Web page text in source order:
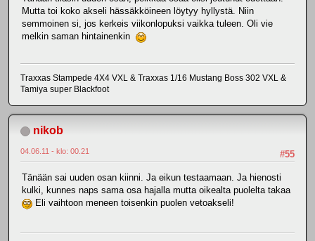
Mutta toi koko akseli hässäkköineen löytyy hyllystä. Niin
semmoinen si, jos kerkeis viikonlopuksi vaikka tuleen. Oli vie
melkin saman hintainenkin
Traxxas Stampede 4X4 VXL & Traxxas 1/16 Mustang Boss 302 VXL &
Tamiya super Blackfoot
nikob
#55
04.06.11 - klo: 00.21
Tänään sai uuden osan kiinni. Ja eikun testaamaan. Ja hienosti
kulki, kunnes naps sama osa hajalla mutta oikealta puolelta takaa
Eli vaihtoon meneen toisenkin puolen vetoakseli!